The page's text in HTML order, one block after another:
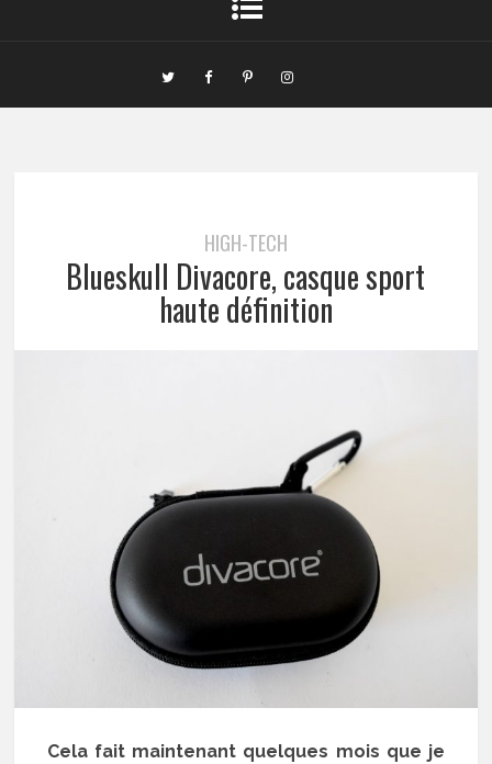
HIGH-TECH
Blueskull Divacore, casque sport
haute définition
Cela fait maintenant quelques mois que je